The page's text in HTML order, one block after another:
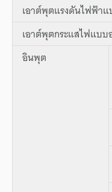
เอาต์พุตแรงดันไฟฟ้า
เอาต์พุตกระแสไฟแบบ
อินพุต